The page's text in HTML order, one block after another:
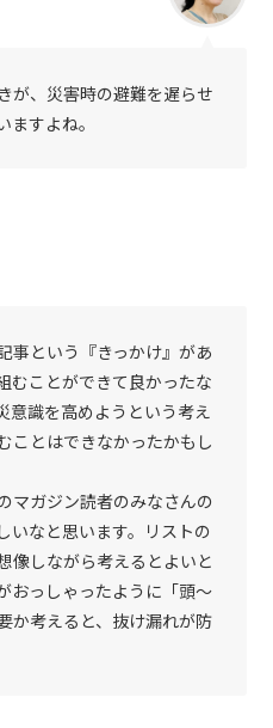
が、災害時の避難を遅らせ
ますよね。
事という『きっかけ』があ
むことができて良かったな
意識を高めようという考え
ことはできなかったかもし
マガジン読者のみなさんの
いなと思います。リストの
像しながら考えるとよいと
おっしゃったように「頭～
か考えると、抜け漏れが防